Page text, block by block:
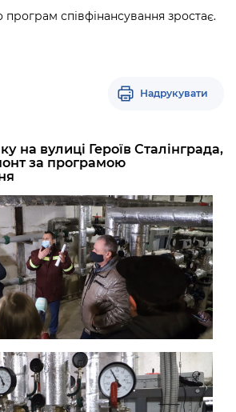
співфінансування зростає.
Надрукувати
на вулиці Героїв Сталінграда,
за програмою